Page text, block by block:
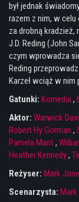
był jednak
razem z nim, w celu
za drobną kradzież,
J.D. Reding (John
czym wprowadza
Reding
Karzeł wciąż w
Gatunki: Komedia,
Aktor: Warwick
Robert Hy Gorman ,
Pamela Mant,
Heather Kennedy,
Reżyser: Mark
Scenarzysta: